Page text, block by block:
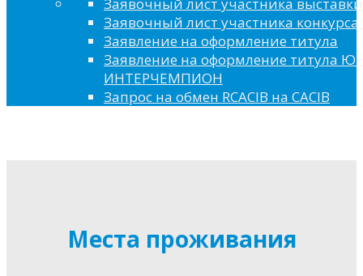
Заявочный лист участника конкурса
Заявление на оформление титула
Заявление на оформление титула
ИНТЕРЧЕМПИОН
Запрос на обмен RCACIB на CACIB
Места проживания